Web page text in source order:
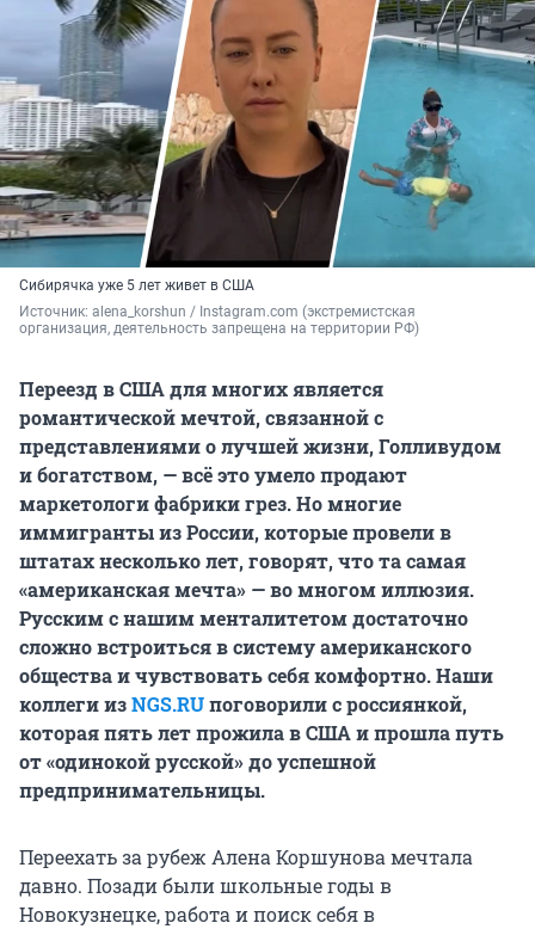
Сибирячка уже 5 лет живет в США
Источник: alena_korshun / Instagram.com (экстремистская
организация, деятельность запрещена на территории РФ)
Переезд в США для многих является
романтической мечтой, связанной с
представлениями о лучшей жизни, Голливудом
и богатством, — всё это умело продают
маркетологи фабрики грез. Но многие
иммигранты из России, которые провели в
штатах несколько лет, говорят, что та самая
«американская мечта» — во многом иллюзия.
Русским с нашим менталитетом достаточно
сложно встроиться в систему американского
общества и чувствовать себя комфортно. Наши
коллеги изNGS.RUпоговорили с россиянкой,
которая пять лет прожила в США и прошла путь
от «одинокой русской» до успешной
предпринимательницы.
Переехать за рубеж Алена Коршунова мечтала
давно. Позади были школьные годы в
Новокузнецке, работа и поиск себя в